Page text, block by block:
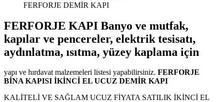
FERFORJE DEMİR KAPI
FERFORJE KAPI Banyo ve mutfak,
kapılar ve pencereler, elektrik tesisatı,
aydınlatma, ısıtma, yüzey kaplama için
yapı ve hırdavat malzemeleri listesi yapabilirsiniz. FERFORJE
BİNA KAPISI İKİNCİ EL UCUZ DEMİR KAPI
KALİTELİ VE SAĞLAM UCUZ FİYATA SATILIK İKİNCİ EL